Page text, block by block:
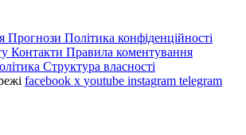
Прогнози Політика конфіденційності
Контакти Правила коментування
Структура власності
facebook x youtube instagram telegram